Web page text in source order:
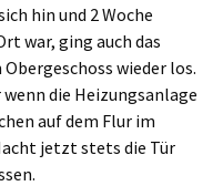
hin und 2 Woche
war, ging auch das
wieder los.
die Heizungsanlage
auf dem Flur im
jetzt stets die Tür